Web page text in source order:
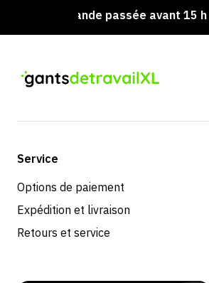
passée avant 15 h =
Service
Options de paiement
Expédition et livraison
Retours et service